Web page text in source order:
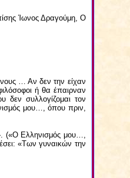
Ίωνος Δραγούμη, Ο
… Αν δεν την είχαν
ή θα έπαιρναν
δεν συλλογίζομαι τον
μου…, όπου πριν,
(«Ο Ελληνισμός μου…,
«Των γυναικών την